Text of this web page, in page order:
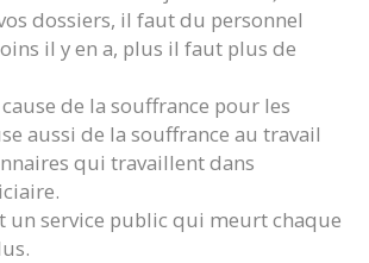
dossiers, il faut du personnel
il y en a, plus il faut plus de
de la souffrance pour les
aussi de la souffrance au travail
qui travaillent dans
un service public qui meurt chaque